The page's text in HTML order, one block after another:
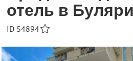
отель в
ID S4894